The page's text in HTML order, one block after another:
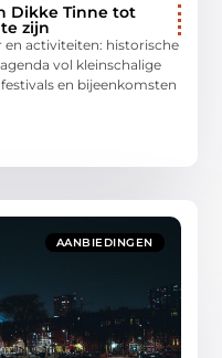
Dikke Tinne tot
zijn
en activiteiten: historische
vol kleinschalige
en bijeenkomsten
AANBIEDINGEN